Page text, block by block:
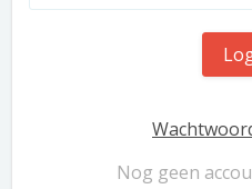
Nog geen